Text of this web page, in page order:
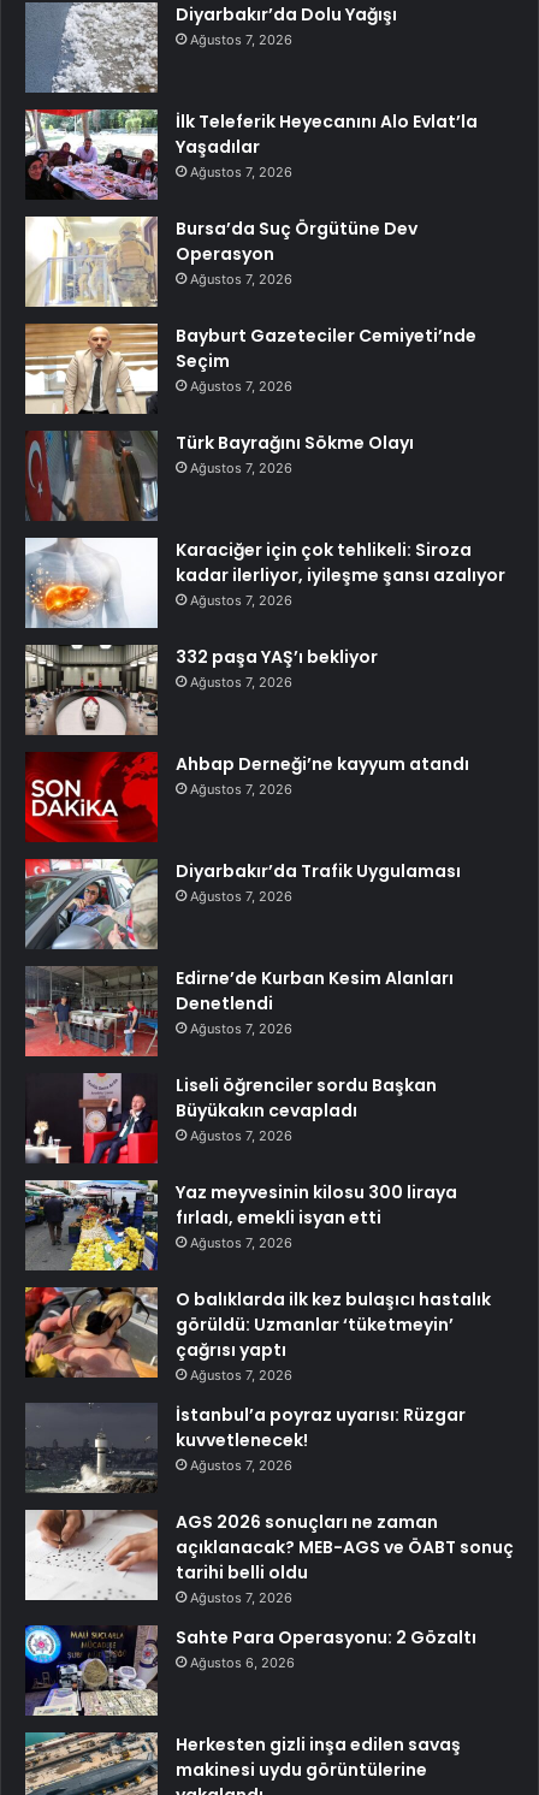
Diyarbakır’da Dolu Yağışı
Ağustos 7, 2026
İlk Teleferik Heyecanını Alo Evlat’la
Yaşadılar
Ağustos 7, 2026
Bursa’da Suç Örgütüne Dev
Operasyon
Ağustos 7, 2026
Bayburt Gazeteciler Cemiyeti’nde
Seçim
Ağustos 7, 2026
Türk Bayrağını Sökme Olayı
Ağustos 7, 2026
Karaciğer için çok tehlikeli: Siroza
kadar ilerliyor, iyileşme şansı azalıyor
Ağustos 7, 2026
332 paşa YAŞ’ı bekliyor
Ağustos 7, 2026
Ahbap Derneği’ne kayyum atandı
Ağustos 7, 2026
Diyarbakır’da Trafik Uygulaması
Ağustos 7, 2026
Edirne’de Kurban Kesim Alanları
Denetlendi
Ağustos 7, 2026
Liseli öğrenciler sordu Başkan
Büyükakın cevapladı
Ağustos 7, 2026
Yaz meyvesinin kilosu 300 liraya
fırladı, emekli isyan etti
Ağustos 7, 2026
O balıklarda ilk kez bulaşıcı hastalık
görüldü: Uzmanlar ‘tüketmeyin’
çağrısı yaptı
Ağustos 7, 2026
İstanbul’a poyraz uyarısı: Rüzgar
kuvvetlenecek!
Ağustos 7, 2026
AGS 2026 sonuçları ne zaman
açıklanacak? MEB-AGS ve ÖABT sonuç
tarihi belli oldu
Ağustos 7, 2026
Sahte Para Operasyonu: 2 Gözaltı
Ağustos 6, 2026
Herkesten gizli inşa edilen savaş
makinesi uydu görüntülerine